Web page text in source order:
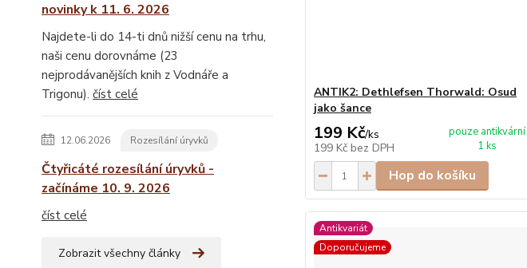
novinky k 11. 6. 2026
Najdete-li do 14-ti dnů nižší cenu na trhu,
naši cenu dorovnáme (23
nejprodávanějších knih z Vodnáře a
Trigonu). číst celé
12.06.2026 Rozesílání úryvků
Čtyřicáté rozesílání úryvků -
začínáme 10. 9. 2026
číst celé
Zobrazit všechny články
ANTIK2: Dethlefsen Thorwald: Osud
jako šance
199 Kč/ks
199 Kč bez DPH
pouze antikvární
1 ks
Hop do košíku
Antikvariát
Doporučujeme